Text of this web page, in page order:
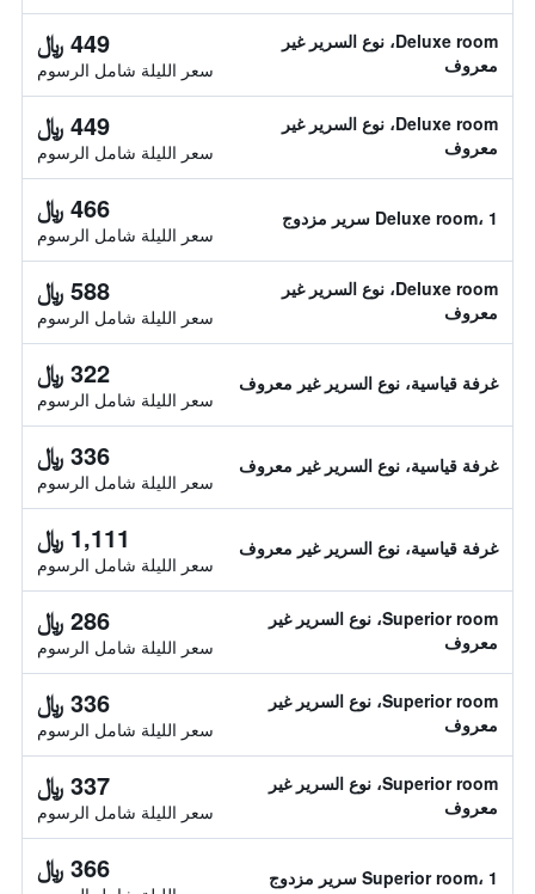
Deluxe room، نوع السرير غير
معروف
449 ﷼
سعر الليلة شامل الرسوم
Deluxe room، نوع السرير غير
معروف
449 ﷼
سعر الليلة شامل الرسوم
Deluxe room، 1 سرير مزدوج 466 ﷼
سعر الليلة شامل الرسوم
Deluxe room، نوع السرير غير
معروف
588 ﷼
سعر الليلة شامل الرسوم
غرفة قياسية، نوع السرير غير معروف 322 ﷼
سعر الليلة شامل الرسوم
غرفة قياسية، نوع السرير غير معروف 336 ﷼
سعر الليلة شامل الرسوم
غرفة قياسية، نوع السرير غير معروف 1,111 ﷼
سعر الليلة شامل الرسوم
Superior room، نوع السرير غير
معروف
286 ﷼
سعر الليلة شامل الرسوم
Superior room، نوع السرير غير
معروف
336 ﷼
سعر الليلة شامل الرسوم
Superior room، نوع السرير غير
معروف
337 ﷼
سعر الليلة شامل الرسوم
Superior room، 1 سرير مزدوج 366 ﷼